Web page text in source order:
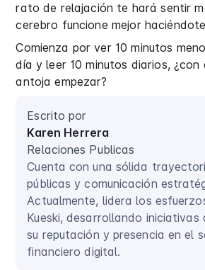
rato de relajación te hará sentir
cerebro funcione mejor
Comienza por ver 10 minutos
día y leer 10 minutos diarios, ¿con
antoja empezar?
Escrito por
Karen Herrera
Relaciones Publicas
Cuenta con una sólida
públicas y comunicación
Actualmente, lidera los
Kueski, desarrollando
su reputación y presencia en el
financiero digital.